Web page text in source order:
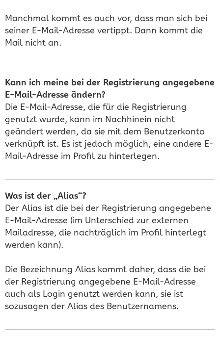
Manchmal kommt es auch vor, dass man sich bei
seiner E-Mail-Adresse vertippt. Dann kommt die
Mail nicht an.
Kann ich meine bei der Registrierung angegebene
E-Mail-Adresse ändern?
Die E-Mail-Adresse, die für die Registrierung
genutzt wurde, kann im Nachhinein nicht
geändert werden, da sie mit dem Benutzerkonto
verknüpft ist. Es ist jedoch möglich, eine andere E-
Mail-Adresse im Profil zu hinterlegen.
Was ist der „Alias“?
Der Alias ist die bei der Registrierung angegebene
E-Mail-Adresse (im Unterschied zur externen
Mailadresse, die nachträglich im Profil hinterlegt
werden kann).
Die Bezeichnung Alias kommt daher, dass die bei
der Registrierung angegebene E-Mail-Adresse
auch als Login genutzt werden kann, sie ist
sozusagen der Alias des Benutzernamens.